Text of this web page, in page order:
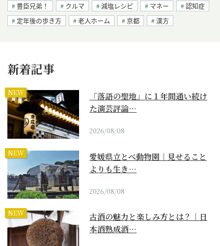
豊臣兄弟！ クルマ 減塩レシピ マネー
認知症
定年後の歩き方
老人ホーム 京都 漢方
新着記事
NEW
「落語の聖地」に１年間通い続け
た演芸評論…
2026/08/08
NEW
愛媛県立とべ動物園｜見せること
よりも生き…
2026/08/08
NEW
古酒の魅力と楽しみ方とは？｜日
本酒熟成酒…